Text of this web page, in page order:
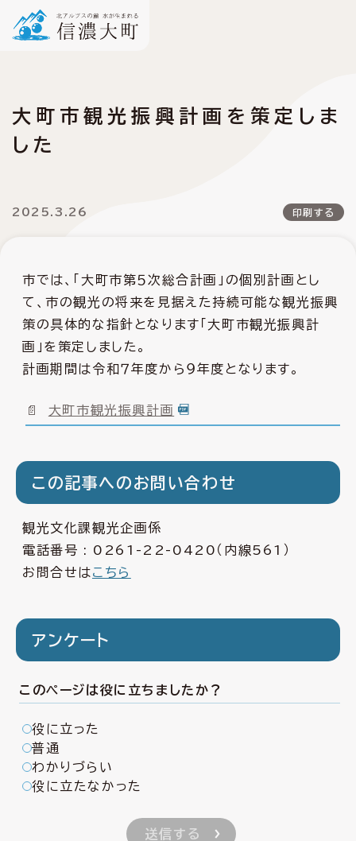
大町市観光振興計画を策定しま
した
2025.3.26 印刷する
市では、「大町市第５次総合計画」の個別計画とし
て、市の観光の将来を見据えた持続可能な観光振興
策の具体的な指針となります「大町市観光振興計
画」を策定しました。
計画期間は令和７年度から９年度となります。
大町市観光振興計画
この記事へのお問い合わせ
観光文化課観光企画係
電話番号 : 0261-22-0420 （内線561）
お問合せはこちら
アンケート
このページは役に立ちましたか？
役に立った
普通
わかりづらい
役に立たなかった